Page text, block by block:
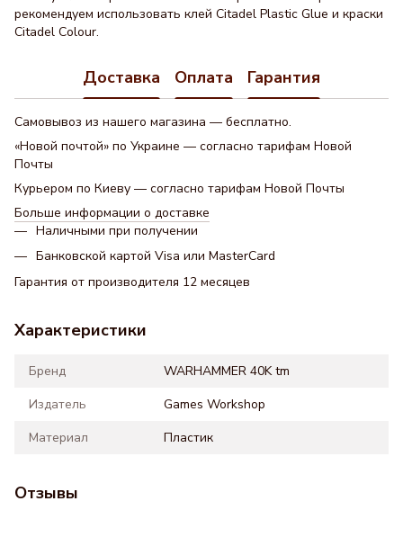
рекомендуем использовать клей Citadel Plastic Glue и краски
Citadel Colour.
Доставка Оплата Гарантия
Самовывоз из нашего магазина — бесплатно.
«Новой почтой» по Украине — согласно тарифам Новой
Почты
Курьером по Киеву — согласно тарифам Новой Почты
Больше информации о доставке
Наличными при получении
Банковской картой Visa или MasterCard
Гарантия от производителя 12 месяцев
Характеристики
Бренд
WARHAMMER 40K tm
Издатель
Games Workshop
Материал
Пластик
Отзывы